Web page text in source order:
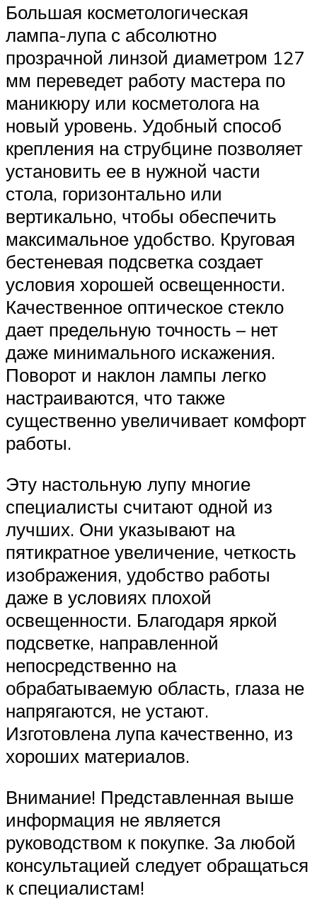
Большая косметологическая
лампа-лупа с абсолютно
прозрачной линзой диаметром 127
мм переведет работу мастера по
маникюру или косметолога на
новый уровень. Удобный способ
крепления на струбцине позволяет
установить ее в нужной части
стола, горизонтально или
вертикально, чтобы обеспечить
максимальное удобство. Круговая
бестеневая подсветка создает
условия хорошей освещенности.
Качественное оптическое стекло
дает предельную точность – нет
даже минимального искажения.
Поворот и наклон лампы легко
настраиваются, что также
существенно увеличивает комфорт
работы.
Эту настольную лупу многие
специалисты считают одной из
лучших. Они указывают на
пятикратное увеличение, четкость
изображения, удобство работы
даже в условиях плохой
освещенности. Благодаря яркой
подсветке, направленной
непосредственно на
обрабатываемую область, глаза не
напрягаются, не устают.
Изготовлена лупа качественно, из
хороших материалов.
Внимание! Представленная выше
информация не является
руководством к покупке. За любой
консультацией следует обращаться
к специалистам!